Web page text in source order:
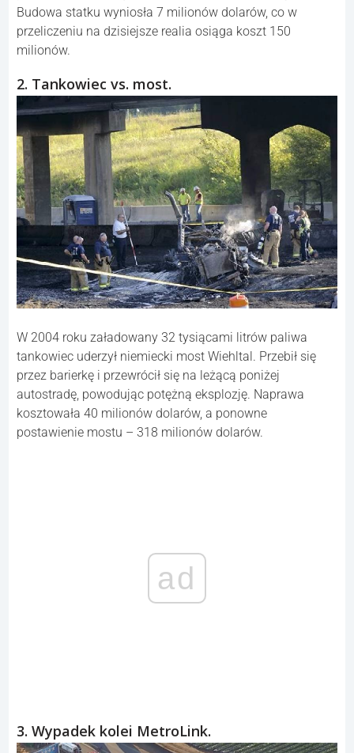
Budowa statku wyniosła 7 milionów dolarów, co w
przeliczeniu na dzisiejsze realia osiąga koszt 150
milionów.
2. Tankowiec vs. most.
W 2004 roku załadowany 32 tysiącami litrów paliwa
tankowiec uderzył niemiecki most Wiehltal. Przebił się
przez barierkę i przewrócił się na leżącą poniżej
autostradę, powodując potężną eksplozję. Naprawa
kosztowała 40 milionów dolarów, a ponowne
postawienie mostu – 318 milionów dolarów.
ad
3. Wypadek kolei MetroLink.